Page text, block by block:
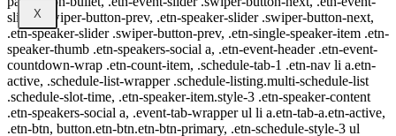
X
slider .swiper-button-prev, .etn-speaker-slider .swiper-button-next,
.etn-speaker-slider .swiper-button-prev, .etn-single-speaker-item .etn-
speaker-thumb .etn-speakers-social a, .etn-event-header .etn-event-
countdown-wrap .etn-count-item, .schedule-tab-1 .etn-nav li a.etn-
active, .schedule-list-wrapper .schedule-listing.multi-schedule-list
.schedule-slot-time, .etn-speaker-item.style-3 .etn-speaker-content
.etn-speakers-social a, .event-tab-wrapper ul li a.etn-tab-a.etn-active,
.etn-btn, button.etn-btn.etn-btn-primary, .etn-schedule-style-3 ul